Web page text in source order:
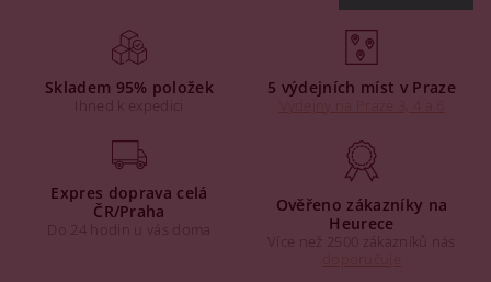
Skladem 95% položek
Ihned k expedici
5 výdejních míst v Praze
Expres doprava celá
ČR/Praha
Do 24 hodin u vás doma
Ověřeno zákazníky na
Heurece
Více než 2500 zákazníků nás